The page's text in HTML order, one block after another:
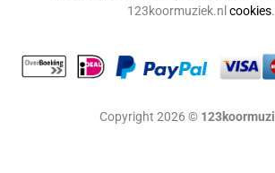
123koormuziek.nl cookies.
Copyright 2026 ©